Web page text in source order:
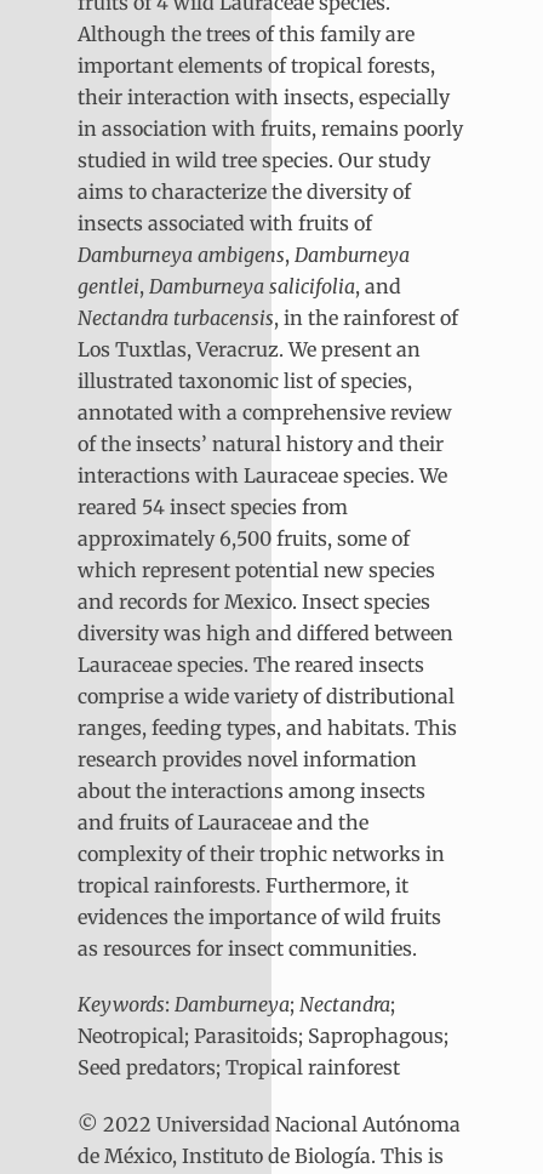
Although the trees of this family are
important elements of tropical forests,
their interaction with insects, especially
in association with fruits, remains poorly
studied in wild tree species. Our study
aims to characterize the diversity of
insects associated with fruits of
Damburneya ambigens, Damburneya
gentlei, Damburneya salicifolia, and
Nectandra turbacensis, in the rainforest of
Los Tuxtlas, Veracruz. We present an
illustrated taxonomic list of species,
annotated with a comprehensive review
of the insects’ natural history and their
interactions with Lauraceae species. We
reared 54 insect species from
approximately 6,500 fruits, some of
which represent potential new species
and records for Mexico. Insect species
diversity was high and differed between
Lauraceae species. The reared insects
comprise a wide variety of distributional
ranges, feeding types, and habitats. This
research provides novel information
about the interactions among insects
and fruits of Lauraceae and the
complexity of their trophic networks in
tropical rainforests. Furthermore, it
evidences the importance of wild fruits
as resources for insect communities.
Keywords: Damburneya; Nectandra;
Neotropical; Parasitoids; Saprophagous;
Seed predators; Tropical rainforest
© 2022 Universidad Nacional Autónoma
de México, Instituto de Biología. This is